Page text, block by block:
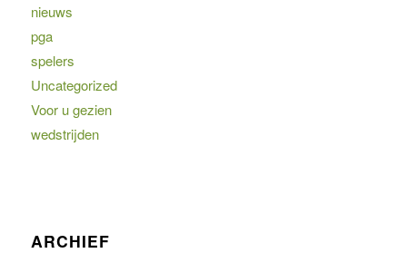
nieuws
pga
spelers
Uncategorized
Voor u gezien
wedstrijden
ARCHIEF